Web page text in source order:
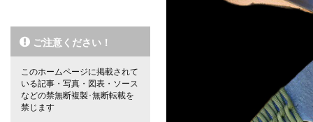
ご注意ください！
このホームページに掲載されて
いる記事・写真・図表・ソース
などの禁無断複製･無断転載を
禁じます